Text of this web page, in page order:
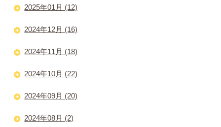
2025年01月 (12)
2024年12月 (16)
2024年11月 (18)
2024年10月 (22)
2024年09月 (20)
2024年08月 (2)